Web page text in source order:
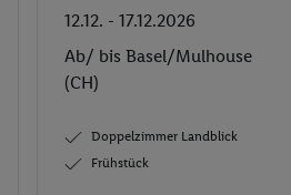
12.12. - 17.12.2026
Ab/ bis Basel/Mulhouse
(CH)
Doppelzimmer Landblick
Frühstück